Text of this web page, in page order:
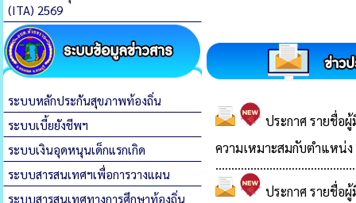
(ITA) 2569
ระบบหลักประกันสุขภาพท้องถิ่น
ระบบเบี้ยยังชีพฯ
ระบบเงินอุดหนุนเด็กแรกเกิด
ระบบสารสนเทศฯเพื่อการวางแผน
ระบบสารสนเทศทางการศึกษาท้องถิ่น